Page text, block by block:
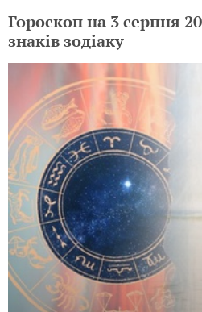
Гороскоп на 3 серпня
знаків зодіаку